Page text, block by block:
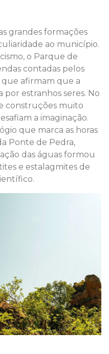
grandes formações
ao município.
o Parque de
contadas pelos
que afirmam que a
por estranhos seres. No
construções muito
a imaginação.
que marca as horas
Ponte de Pedra,
das águas formou
e estalagmites de